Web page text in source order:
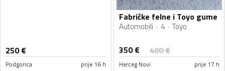
250€
Podgorica prije 16 h
Fabričke felne i Toyo gume
Automobili 4 Toyo
350€ 400€
Herceg Novi prije 17 h